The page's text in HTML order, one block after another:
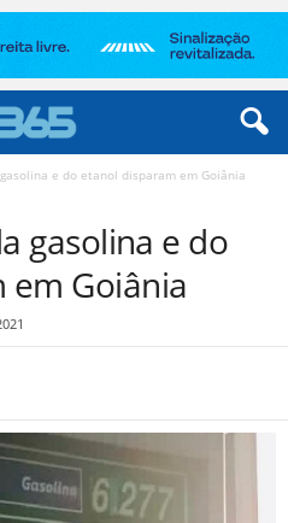
e do etanol disparam em Goiânia
gasolina e do
Goiânia